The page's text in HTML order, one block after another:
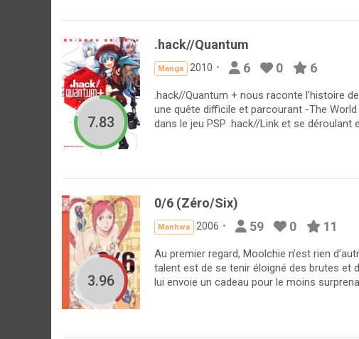
7.83
.hack//Quantum
Manga 2010 6 0 6
.hack//Quantum + nous raconte l’histoire
une quête difficile et parcourant -The
dans le jeu PSP .hack//Link et se déroulant
3.96
0/6 (Zéro/Six)
Manhwa 2006 59 0 11
Au premier regard, Moolchie n’est rien
talent est de se tenir éloigné des brutes et
lui envoie un cadeau pour le moins